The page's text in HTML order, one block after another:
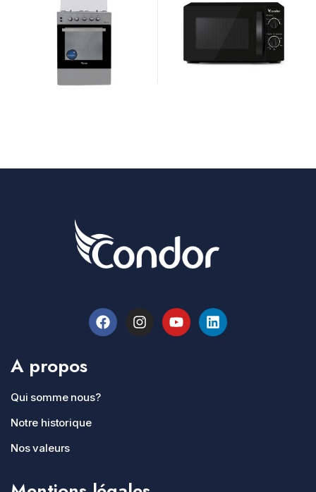
A propos
Qui somme nous?
Notre historique
Nos valeurs